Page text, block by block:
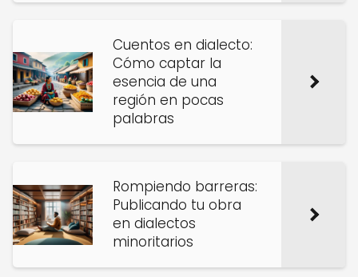
Cuentos en dialecto:
Cómo captar la
esencia de una
región en pocas
palabras
Rompiendo barreras:
Publicando tu obra
en dialectos
minoritarios